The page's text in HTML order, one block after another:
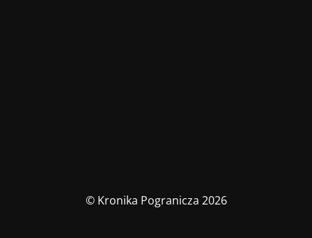
© Kronika Pogranicza 2026